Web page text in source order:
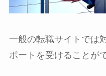
一般の転職サイトでは
ポートを受けることが